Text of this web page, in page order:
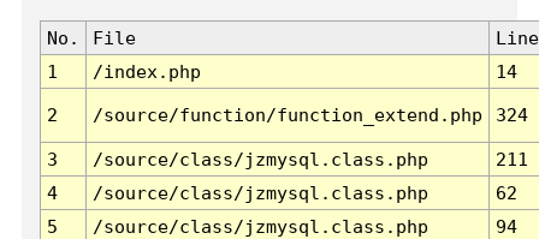
No. File
Line
1
/index.php 14
2 /source/function/function_extend.php 324
3 /source/class/jzmysql.class.php
211
4
/source/class/jzmysql.class.php
62
5
/source/class/jzmysql.class.php
94